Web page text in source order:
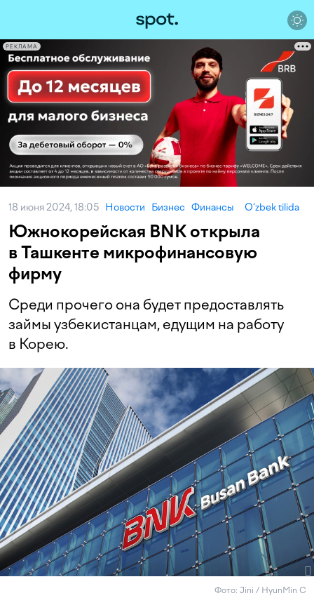
РЕКЛАМА
18 июня 2024, 18:05 Новости Бизнес Финансы O‘zbek tilida
Южнокорейская BNK открыла
в Ташкенте микрофинансовую
фирму
Среди прочего она будет предоставлять
займы узбекистанцам, едущим на работу
в Корею.
Фото: Jini / HyunMin C